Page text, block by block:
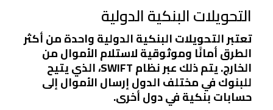
التحويلات البنكية الدولية
تعتبر التحويلات البنكية الدولية واحدة من أكثر
الطرق أمانًا وموثوقية لاستلام الأموال من
الخارج. يتم ذلك عبر نظام SWIFT، الذي يتيح
للبنوك في مختلف الدول إرسال الأموال إلى
حسابات بنكية في دول أخرى.